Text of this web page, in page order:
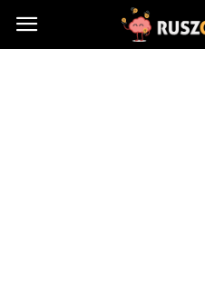
Ruszglowa.pl